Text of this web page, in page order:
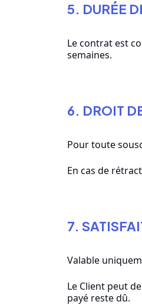
5. DURÉE
Le contrat est
semaines.
6. DROIT
Pour toute
En cas de
7.
Valable
Le Client peut
payé reste dû.